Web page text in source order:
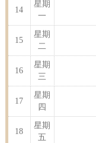
14
星期
一
15
星期
二
16
星期
三
17
星期
四
18
星期
五